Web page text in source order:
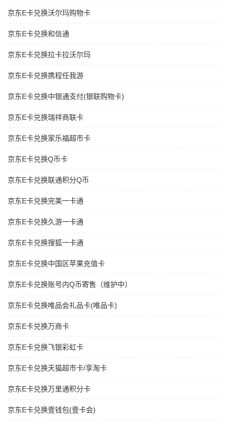
京东E卡兑换沃尔玛购物卡
京东E卡兑换和信通
京东E卡兑换拉卡拉沃尔玛
京东E卡兑换携程任我游
京东E卡兑换中银通支付(银联购物卡)
京东E卡兑换瑞祥商联卡
京东E卡兑换家乐福超市卡
京东E卡兑换Q币卡
京东E卡兑换联通积分Q币
京东E卡兑换完美一卡通
京东E卡兑换久游一卡通
京东E卡兑换搜狐一卡通
京东E卡兑换中国区苹果充值卡
京东E卡兑换账号内Q币寄售（维护中）
京东E卡兑换唯品会礼品卡(唯品卡)
京东E卡兑换万商卡
京东E卡兑换飞银彩虹卡
京东E卡兑换天猫超市卡/享淘卡
京东E卡兑换万里通积分卡
京东E卡兑换壹钱包(壹卡会)